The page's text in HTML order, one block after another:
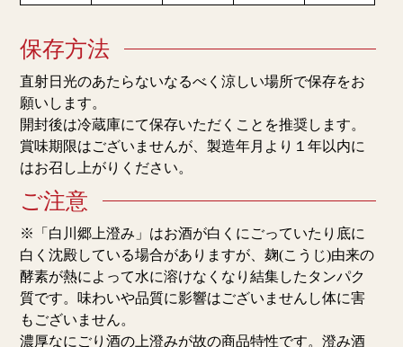
保存方法
直射日光のあたらないなるべく涼しい場所で保存をお
願いします。
開封後は冷蔵庫にて保存いただくことを推奨します。
賞味期限はございませんが、製造年月より１年以内に
はお召し上がりください。
ご注意
※「白川郷上澄み」はお酒が白くにごっていたり底に
白く沈殿している場合がありますが、麹(こうじ)由来の
酵素が熱によって水に溶けなくなり結集したタンパク
質です。味わいや品質に影響はございませんし体に害
もございません。
濃厚なにごり酒の上澄みが故の商品特性です。澄み酒